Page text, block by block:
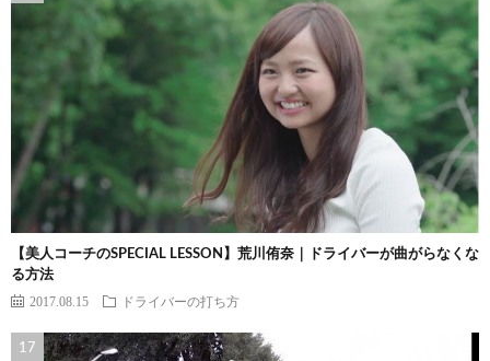
【美人コーチのSPECIAL LESSON】荒川侑奈｜ドライバーが曲がらなくな
る方法
2017.08.15 ドライバーの打ち方